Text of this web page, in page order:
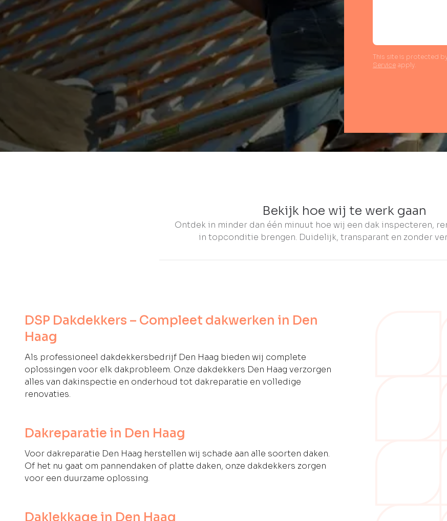
This site is protected
Service apply.
Bekijk hoe wij te werk gaan
Ontdek in minder dan één minuut hoe wij een dak inspecteren,
in topconditie brengen. Duidelijk, transparant en zonder
DSP Dakdekkers – Compleet dakwerken in Den
Haag
Als professioneel dakdekkersbedrijf Den Haag bieden wij complete
oplossingen voor elk dakprobleem. Onze dakdekkers Den Haag verzorgen
alles van dakinspectie en onderhoud tot dakreparatie en volledige
renovaties.
Dakreparatie in Den Haag
Voor dakreparatie Den Haag herstellen wij schade aan alle soorten daken.
Of het nu gaat om pannendaken of platte daken, onze dakdekkers zorgen
voor een duurzame oplossing.
Daklekkage in Den Haag